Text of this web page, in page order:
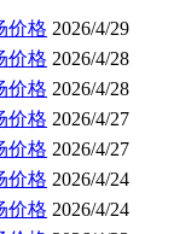
价格 2026/4/29
价格 2026/4/28
价格 2026/4/28
价格 2026/4/27
价格 2026/4/27
价格 2026/4/24
价格 2026/4/24